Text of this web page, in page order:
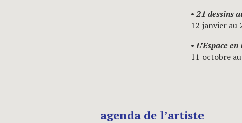
• 21 dessins
12 janvier au
•L’Espace
11 octobre
agenda de l’artiste